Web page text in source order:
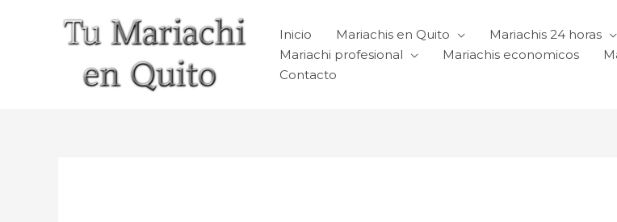
Inicio Mariachis en Quito Mariachis 24 horas
Mariachi profesional
Mariachis economicos
Contacto